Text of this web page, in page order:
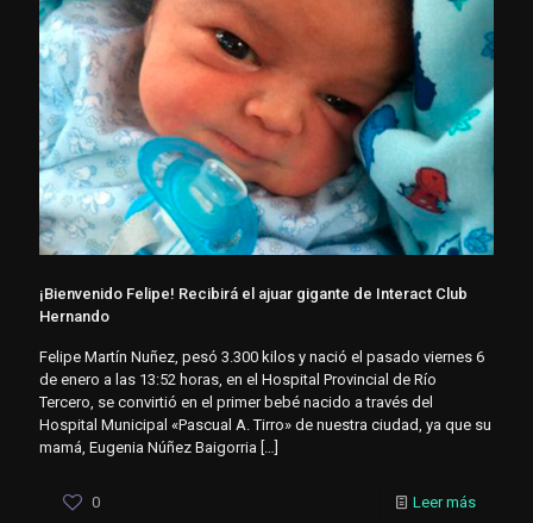
¡Bienvenido Felipe! Recibirá el ajuar gigante de Interact Club
Hernando
Felipe Martín Nuñez, pesó 3.300 kilos y nació el pasado viernes 6
de enero a las 13:52 horas, en el Hospital Provincial de Río
Tercero, se convirtió en el primer bebé nacido a través del
Hospital Municipal «Pascual A. Tirro» de nuestra ciudad, ya que su
mamá, Eugenia Núñez Baigorria […]
0 Leer más